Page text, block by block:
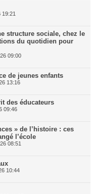
19:21
structure sociale, chez le
du quotidien pour
09:00
de jeunes enfants
13:16
des éducateurs
09:46
» de l’histoire : ces
l’école
08:51
10:44